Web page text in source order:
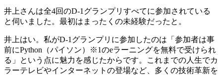
井上さんは全4回のD-1グランプリすべてに参加されている
と伺いました。最初はまったくの未経験だったと。
井上はい。私がD-1グランプリに参加したのは「参加者は事
前にPython（パイソン）※1のeラーニングを無料で受けられ
る」という点に魅力を感じたからです。これまでの人生でカ
ラーテレビやインターネットの登場など、多くの技術革新を